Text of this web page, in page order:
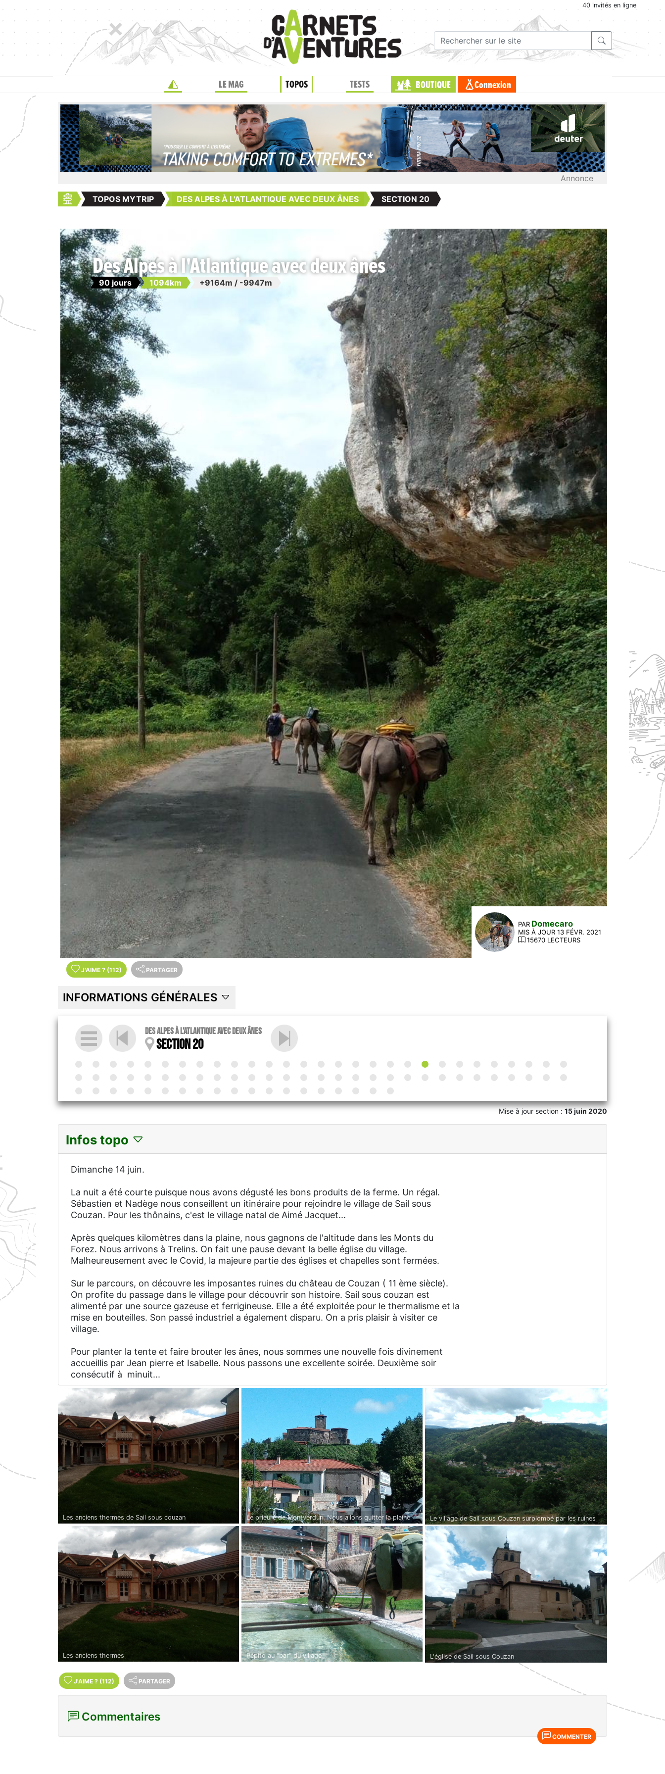
40 invités en ligne
LE MAG TOPOS TESTS BOUTIQUE Connexion
Annonce
TOPOS MYTRIP DES ALPES À L'ATLANTIQUE AVEC DEUX ÂNES SECTION 20
Des Alpes à l'Atlantique avec deux ânes
90 jours 1094km +9164m / -9947m
PAR Domecaro
MIS À JOUR 13 FÉVR. 2021
15670 LECTEURS
J'AIME ? (112) PARTAGER
INFORMATIONS GÉNÉRALES
Des Alpes à l'Atlantique avec deux ânes
Section 20
Mise à jour section :15 juin 2020
Infos topo
Dimanche 14 juin.
La nuit a été courte puisque nous avons dégusté les bons produits de la ferme. Un régal.
Sébastien et Nadège nous conseillent un itinéraire pour rejoindre le village de Sail sous
Couzan. Pour les thônains, c'est le village natal de Aimé Jacquet...
Après quelques kilomètres dans la plaine, nous gagnons de l'altitude dans les Monts du
Forez. Nous arrivons à Trelins. On fait une pause devant la belle église du village.
Malheureusement avec le Covid, la majeure partie des églises et chapelles sont fermées.
Sur le parcours, on découvre les imposantes ruines du château de Couzan ( 11 ème siècle).
On profite du passage dans le village pour découvrir son histoire. Sail sous couzan est
alimenté par une source gazeuse et ferrigineuse. Elle a été exploitée pour le thermalisme et la
mise en bouteilles. Son passé industriel a également disparu. On a pris plaisir à visiter ce
village.
Pour planter la tente et faire brouter les ânes, nous sommes une nouvelle fois divinement
accueillis par Jean pierre et Isabelle. Nous passons une excellente soirée. Deuxième soir
consécutif à minuit...
Les anciens thermes de Sail sous couzan
Le prieuré de Montverdun. Nous allons quitter la plaine
pour les monts du Forez
Le village de Sail sous Couzan surplombé par les ruines
du château fort de Couzan
Les anciens thermes Pépito au "bar" du village L'église de Sail sous Couzan
J'AIME ? (112) PARTAGER
Commentaires
COMMENTER